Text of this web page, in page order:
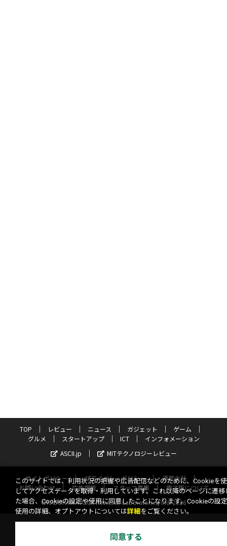
TOP レビュー ニュース ガジェット
ゲーム
グルメ
スタートアップ ICT
インフォメーション
ASCII.jp
MITテクノロジーレビュー
サイトポリシー プライバシーポリシー
運営会社
お問い合わせ
広告掲載 スタッフ募集
電子版について
©KADOKAWA ASCII Research Laboratories, Inc. 2026
このサイトでは、利用状況の把握や広告配信などのために、Cookieを
してアクセスデータを取得・利用しています。これ以降のページに遷移
た場合、Cookieの設定や使用に同意したことになります。Cookieの設
使用の詳細、オプトアウトについては詳細 をご覧ください。
同意する